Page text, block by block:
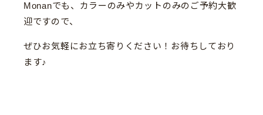
Monanでも、カラーのみやカットのみのご予約大歓
迎ですので、
ぜひお気軽にお立ち寄りください！お待ちしており
ます♪